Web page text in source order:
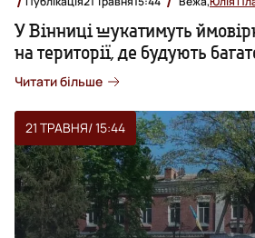
У Вінниці шукатимуть
на території, де будують
Читати більше
21 ТРАВНЯ/ 15:44